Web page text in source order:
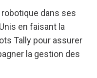
dans ses
en faisant la
Tally pour assurer
la gestion des